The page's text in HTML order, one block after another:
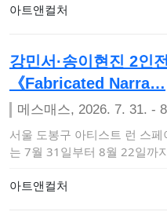
아트앤컬처
강민서·송이현진 2인전
《Fabricated Narra…
메스매스, 2026. 7. 31. -
서울 도봉구 아티스트 런 스
는 7월 31일부터 8월 22일까
아트앤컬처